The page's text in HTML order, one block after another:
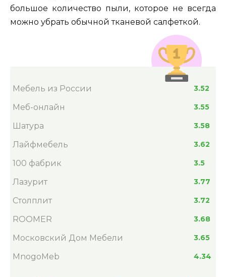
большое количество пыли, которое не всегда
можно убрать обычной тканевой салфеткой.
Мебель из России 3.52
Меб-онлайн 3.55
Шатура 3.58
Лайфмебель 3.62
100 фабрик 3.5
Лазурит 3.77
Столплит 3.72
ROOMER 3.68
Московский Дом Мебели 3.65
MnogoMeb 4.34